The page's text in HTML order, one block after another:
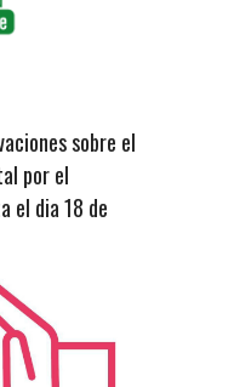
sobre el
por el
el dia 18 de